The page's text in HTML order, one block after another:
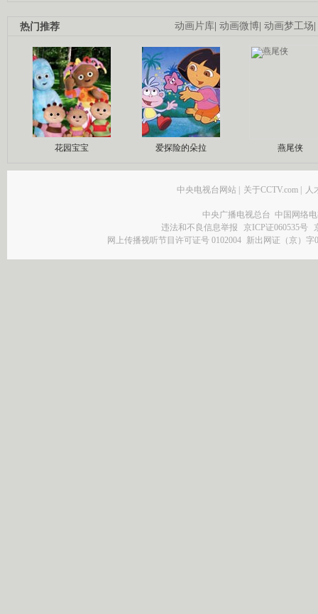
动画片库| 动画微博| 动画梦工场|
热门推荐
花园宝宝 爱探险的朵拉 燕尾侠
中央电视台网站 | 关于CCTV.com | 人
中央广播电视总台 中国网络
违法和不良信息举报
京ICP证060535号
网上传播视听节目许可证号 0102004 新出网证（京）